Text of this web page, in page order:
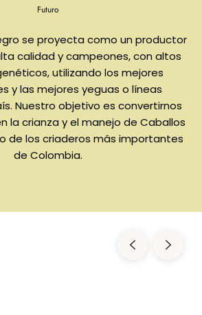
Futuro
se proyecta como un productor
calidad y campeones, con altos
utilizando los mejores
y las mejores yeguas o líneas
Nuestro objetivo es convertirnos
la crianza y el manejo de Caballos
de los criaderos más importantes
de Colombia.